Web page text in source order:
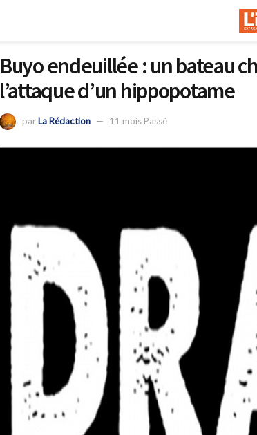
Buyo endeuillée : un bateau
l’attaque d’un hippopotame
parLa Rédaction 11 mois Passé